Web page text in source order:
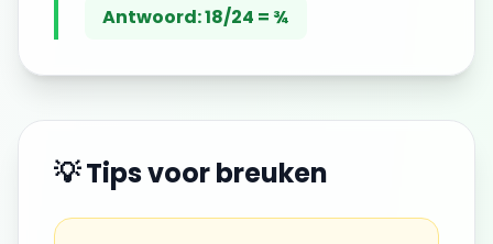
Antwoord:18/24 = ¾
💡 Tips voorbreuken